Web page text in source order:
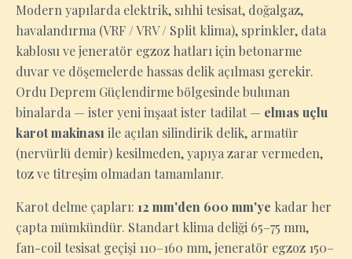
Modern yapılarda elektrik, sıhhi tesisat, doğalgaz,
havalandırma (VRF / VRV / Split klima), sprinkler, data
kablosu ve jeneratör egzoz hatları için betonarme
duvar ve döşemelerde hassas delik açılması gerekir.
Ordu Deprem Güçlendirme bölgesinde bulunan
binalarda — ister yeni inşaat ister tadilat — elmas uçlu
karot makinası ile açılan silindirik delik, armatür
(nervürlü demir) kesilmeden, yapıya zarar vermeden,
toz ve titreşim olmadan tamamlanır.
Karot delme çapları: 12 mm'den 600 mm'ye kadar her
çapta mümkündür. Standart klima deliği 65–75 mm,
fan-coil tesisat geçişi 110–160 mm, jeneratör egzoz 150–